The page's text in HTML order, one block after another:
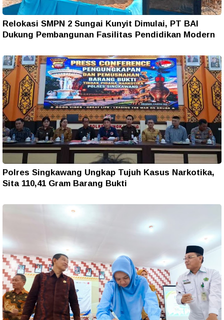
Relokasi SMPN 2 Sungai Kunyit Dimulai, PT BAI
Dukung Pembangunan Fasilitas Pendidikan Modern
Polres Singkawang Ungkap Tujuh Kasus Narkotika,
Sita 110,41 Gram Barang Bukti